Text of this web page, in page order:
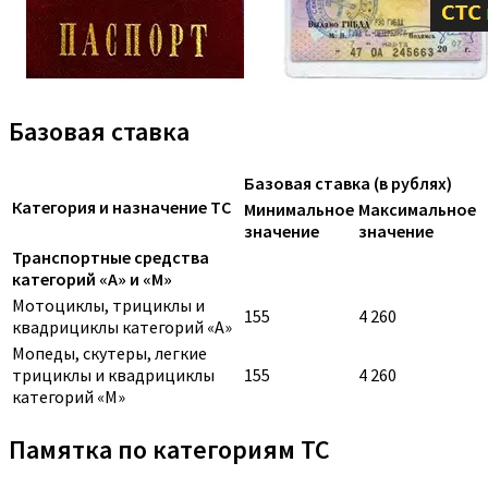
Базовая ставка
Категория и назначение ТС
Базовая ставка (в рублях)
Минимальное
значение
Максимальное
значение
Транспортные средства
категорий «A» и «M»
Мотоциклы, трициклы и
квадрициклы категорий «A» 155
4 260
Мопеды, скутеры, легкие
трициклы и квадрициклы
категорий «M»
155 4 260
Памятка по категориям ТС